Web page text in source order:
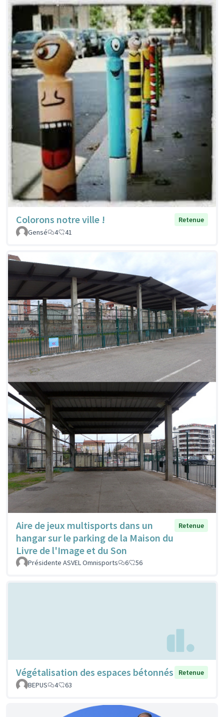
Colorons notre ville !
Retenue
Gensé
4 41
Aire de jeux multisports dans un
hangar sur le parking de la Maison du
Livre de l'Image et du Son
Retenue
Présidente ASVEL Omnisports 6 56
Végétalisation des espaces bétonnés
Retenue
BEPUS
4 63